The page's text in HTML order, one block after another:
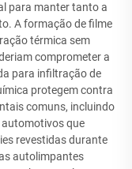
para manter tanto a
A formação de filme
térmica sem
comprometer a
para infiltração de
protegem contra
comuns, incluindo
que
revestidas durante
autolimpantes